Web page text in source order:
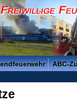
Saarlouis -
ABC-